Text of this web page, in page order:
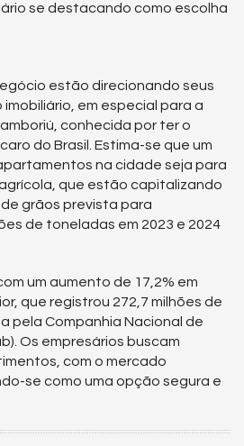
se destacando como escolha
estão direcionando seus
imobiliário, em especial para a
conhecida por ter o
do Brasil. Estima-se que um
na cidade seja para
que estão capitalizando
grãos prevista para
de toneladas em 2023 e 2024
um aumento de 17,2% em
que registrou 272,7 milhões de
pela Companhia Nacional de
Os empresários buscam
com o mercado
se como uma opção segura e